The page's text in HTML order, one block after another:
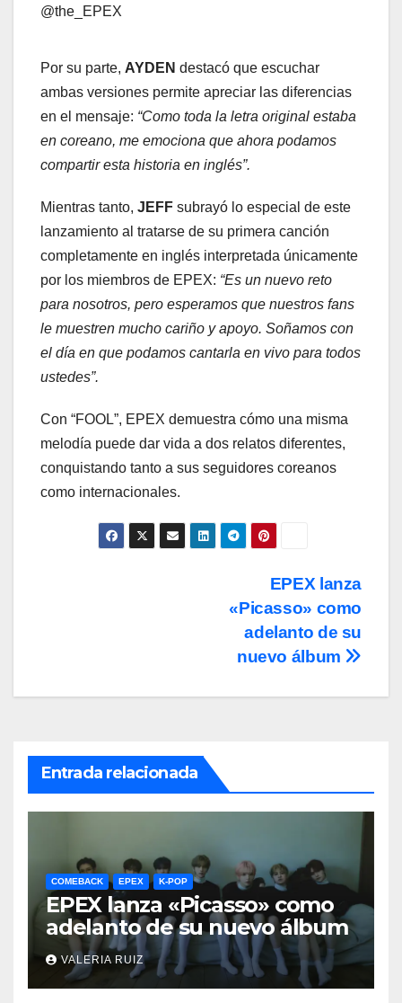
@the_EPEX
Por su parte, AYDEN destacó que escuchar
ambas versiones permite apreciar las diferencias
en el mensaje: “Como toda la letra original estaba
en coreano, me emociona que ahora podamos
compartir esta historia en inglés”.
Mientras tanto, JEFF subrayó lo especial de este
lanzamiento al tratarse de su primera canción
completamente en inglés interpretada únicamente
por los miembros de EPEX: “Es un nuevo reto
para nosotros, pero esperamos que nuestros fans
le muestren mucho cariño y apoyo. Soñamos con
el día en que podamos cantarla en vivo para todos
ustedes”.
Con “FOOL”, EPEX demuestra cómo una misma
melodía puede dar vida a dos relatos diferentes,
conquistando tanto a sus seguidores coreanos
como internacionales.
EPEX lanza
«Picasso» como
adelanto de su
nuevo álbum
Entrada relacionada
COMEBACK EPEX K-POP
EPEX lanza «Picasso» como
adelanto de su nuevo álbum
VALERIA RUIZ